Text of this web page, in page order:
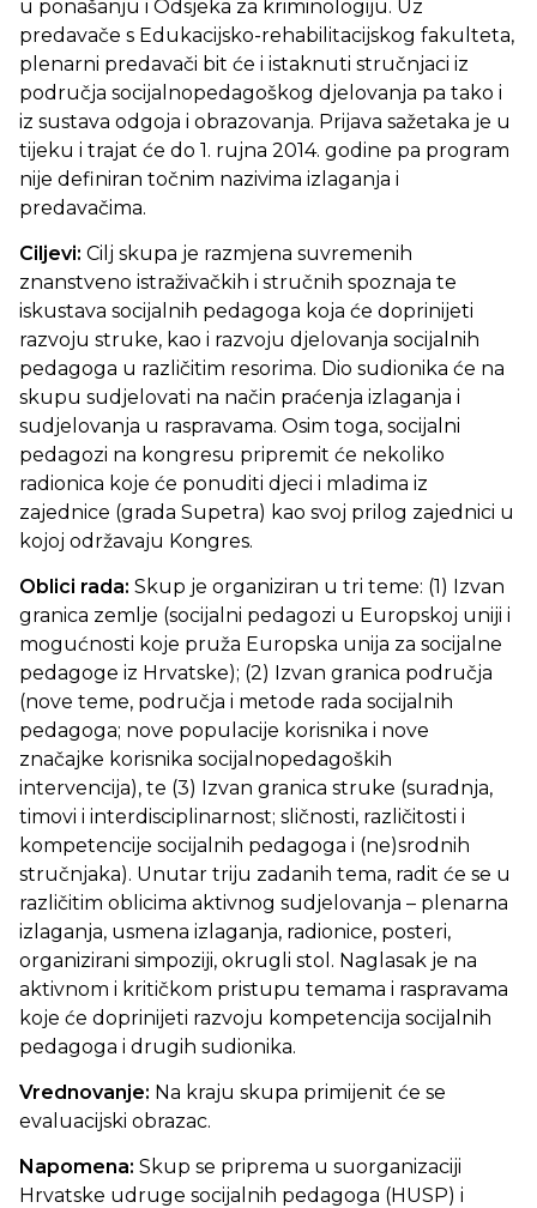
u ponašanju i Odsjeka za kriminologiju. Uz
predavače s Edukacijsko-rehabilitacijskog fakulteta,
plenarni predavači bit će i istaknuti stručnjaci iz
područja socijalnopedagoškog djelovanja pa tako i
iz sustava odgoja i obrazovanja. Prijava sažetaka je u
tijeku i trajat će do 1. rujna 2014. godine pa program
nije definiran točnim nazivima izlaganja i
predavačima.
Ciljevi: Cilj skupa je razmjena suvremenih
znanstveno istraživačkih i stručnih spoznaja te
iskustava socijalnih pedagoga koja će doprinijeti
razvoju struke, kao i razvoju djelovanja socijalnih
pedagoga u različitim resorima. Dio sudionika će na
skupu sudjelovati na način praćenja izlaganja i
sudjelovanja u raspravama. Osim toga, socijalni
pedagozi na kongresu pripremit će nekoliko
radionica koje će ponuditi djeci i mladima iz
zajednice (grada Supetra) kao svoj prilog zajednici u
kojoj održavaju Kongres.
Oblici rada: Skup je organiziran u tri teme: (1) Izvan
granica zemlje (socijalni pedagozi u Europskoj uniji i
mogućnosti koje pruža Europska unija za socijalne
pedagoge iz Hrvatske); (2) Izvan granica područja
(nove teme, područja i metode rada socijalnih
pedagoga; nove populacije korisnika i nove
značajke korisnika socijalnopedagoških
intervencija), te (3) Izvan granica struke (suradnja,
timovi i interdisciplinarnost; sličnosti, različitosti i
kompetencije socijalnih pedagoga i (ne)srodnih
stručnjaka). Unutar triju zadanih tema, radit će se u
različitim oblicima aktivnog sudjelovanja – plenarna
izlaganja, usmena izlaganja, radionice, posteri,
organizirani simpoziji, okrugli stol. Naglasak je na
aktivnom i kritičkom pristupu temama i raspravama
koje će doprinijeti razvoju kompetencija socijalnih
pedagoga i drugih sudionika.
Vrednovanje: Na kraju skupa primijenit će se
evaluacijski obrazac.
Napomena: Skup se priprema u suorganizaciji
Hrvatske udruge socijalnih pedagoga (HUSP) i